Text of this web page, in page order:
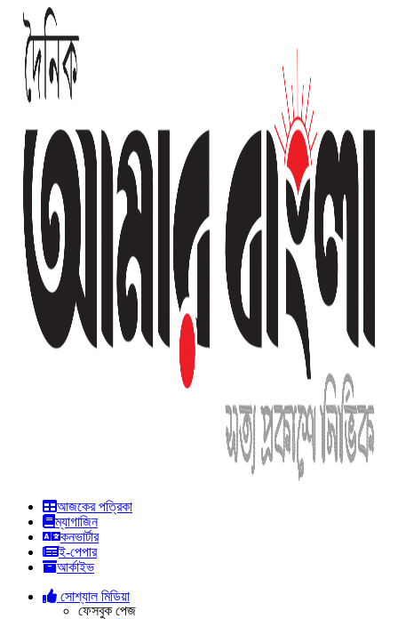
আজকের পত্রিকা
ম্যাগাজিন
কনভার্টার
ই-পেপার
আর্কাইভ
সোশ্যাল মিডিয়া
ফেসবুক পেজ